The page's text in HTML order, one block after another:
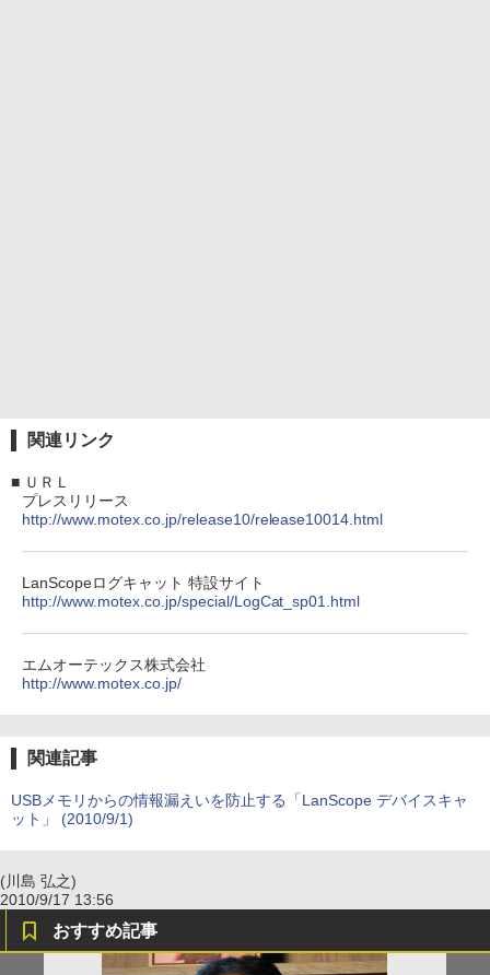
関連リンク
■ ＵＲＬ
プレスリリース
http://www.motex.co.jp/release10/release10014.html
LanScopeログキャット 特設サイト
http://www.motex.co.jp/special/LogCat_sp01.html
エムオーテックス株式会社
http://www.motex.co.jp/
関連記事
USBメモリからの情報漏えいを防止する「LanScope デバイスキャ
ット」 (2010/9/1)
(川島 弘之)
2010/9/17 13:56
おすすめ記事